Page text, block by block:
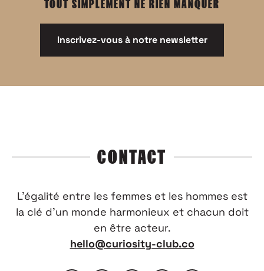
TOUT SIMPLEMENT NE RIEN MANQUER
Inscrivez-vous à notre newsletter
CONTACT
L’égalité entre les femmes et les hommes est
la clé d’un monde harmonieux et chacun doit
en être acteur.
hello@curiosity-club.co